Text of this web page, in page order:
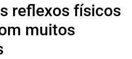
reflexos físicos
muitos